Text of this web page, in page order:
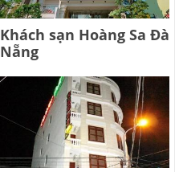
Khách sạn Hoàng Sa Đà
Nẵng